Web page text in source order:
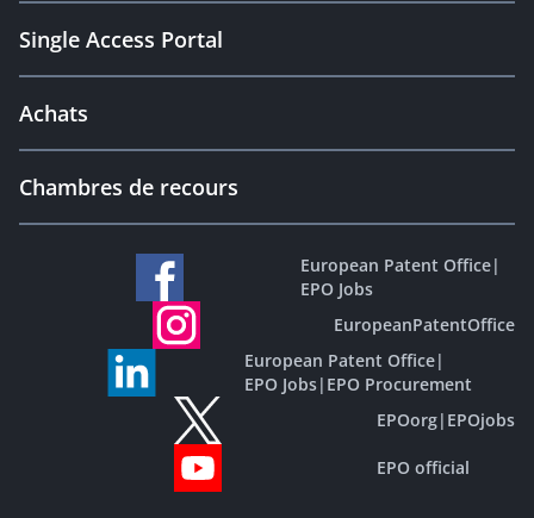
Single Access Portal
Achats
Chambres de recours
European Patent Office|
EPO Jobs
EuropeanPatentOffice
European Patent Office|
EPO Jobs| EPO Procurement
EPOorg| EPOjobs
EPO official